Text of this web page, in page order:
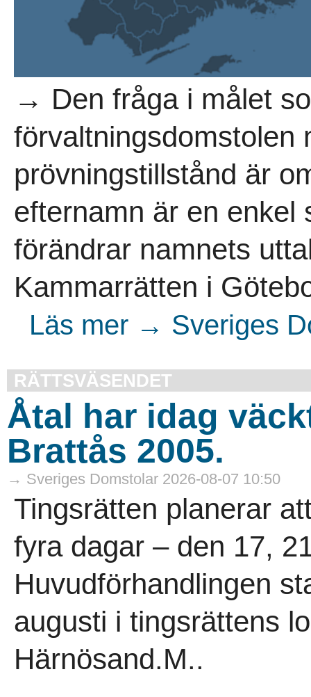
→ Den fråga i målet
förvaltningsdomstolen
prövningstillstånd är
efternamn är en enkel
förändrar namnets
Kammarrätten i
Läs mer → Sveriges
RÄTTSVÄSENDET
Åtal har idag
Brattås 2005.
→ Sveriges Domstolar 2026-08-07 10:50
Tingsrätten planerar
fyra dagar – den 17,
Huvudförhandlingen
augusti i tingsrättens
Härnösand.M..